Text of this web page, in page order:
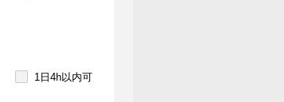
1日4h以内可